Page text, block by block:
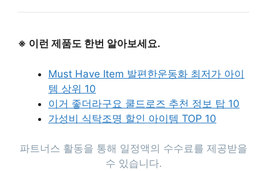
※ 이런 제품도 한번 알아보세요.
Must Have Item 발편한운동화 최저가 아이
템 상위 10
이거 좋더라구요 쿨드로즈 추천 정보 탑 10
가성비 식탁조명 할인 아이템 TOP 10
파트너스 활동을 통해 일정액의 수수료를 제공받을
수 있습니다.